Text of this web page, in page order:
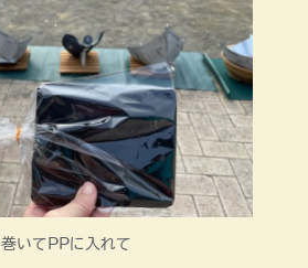
巻いてPPに入れて